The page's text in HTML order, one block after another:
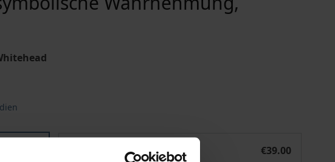
intuitive Urteile
Spekulative Vernunft, symbolische Wahrnehmung, intuitive
€39.00